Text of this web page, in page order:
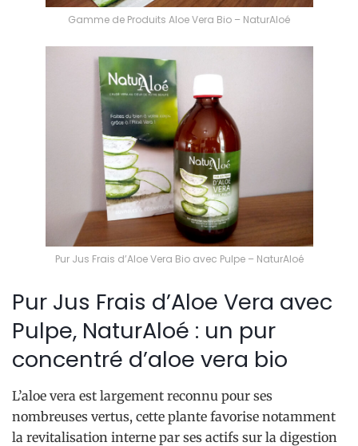
Gamme de Produits Aloe Vera Bio – NaturAloé
Pur Jus Frais d’Aloe Vera Bio avec Pulpe – NaturAloé
Pur Jus Frais d’Aloe Vera avec
Pulpe, NaturAloé : un pur
concentré d’aloe vera bio
L’aloe vera est largement reconnu pour ses
nombreuses vertus, cette plante favorise notamment
la revitalisation interne par ses actifs sur la digestion